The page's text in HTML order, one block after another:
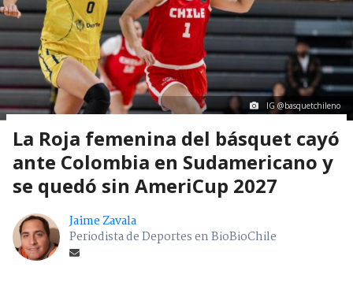
IG @basquetchileno
La Roja femenina del básquet cayó
ante Colombia en Sudamericano y
se quedó sin AmeriCup 2027
Jaime Zavala
Periodista de Deportes en BioBioChile